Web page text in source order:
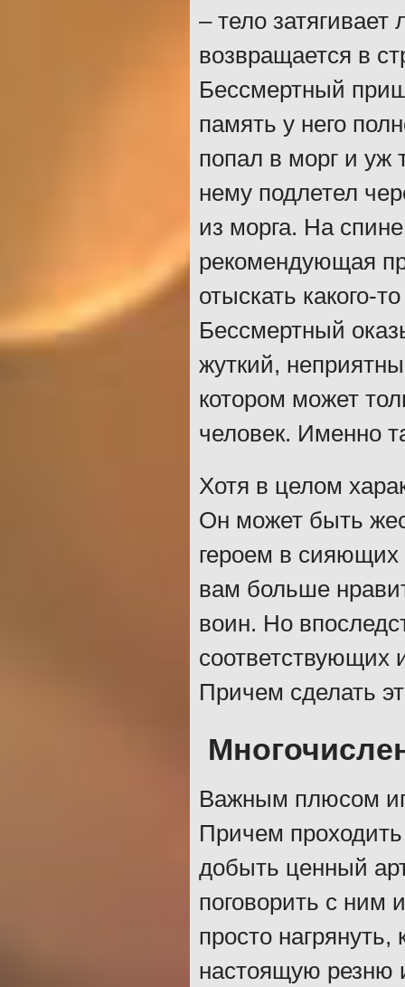
– тело
возвращается в
Бессмертный
память у него
попал в морг и уж
нему подлетел
из морга. На
рекомендующая
отыскать какого-
Бессмертный
жуткий,
котором может
человек. Именно
Хотя в целом
Он может быть
героем в сияющих
вам больше
воин. Но
соответствующих
Причем сделать
Важным плюсом
Причем
добыть ценный
поговорить с ним
просто нагрянуть,
настоящую резню